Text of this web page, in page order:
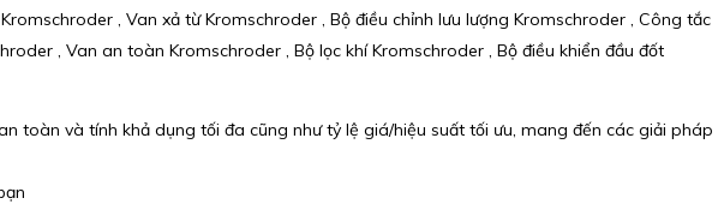
, Van xả từ Kromschroder , Bộ điều chỉnh lưu lượng Kromschroder , Công tắc
, Van an toàn Kromschroder , Bộ lọc khí Kromschroder , Bộ điều khiển đầu đốt
toàn và tính khả dụng tối đa cũng như tỷ lệ giá/hiệu suất tối ưu, mang đến các giải pháp